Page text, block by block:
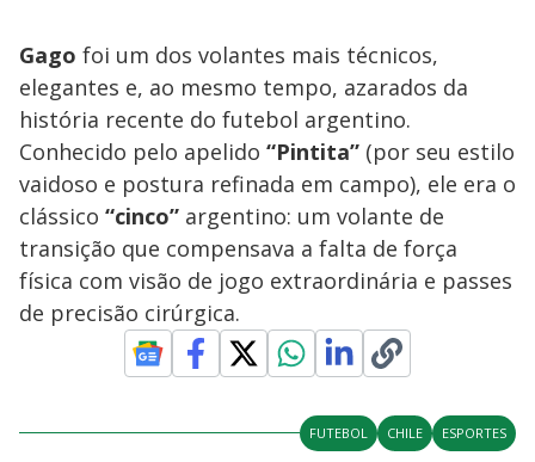
Gago foi um dos volantes mais técnicos,
elegantes e, ao mesmo tempo, azarados da
história recente do futebol argentino.
Conhecido pelo apelido “Pintita” (por seu estilo
vaidoso e postura refinada em campo), ele era o
clássico “cinco” argentino: um volante de
transição que compensava a falta de força
física com visão de jogo extraordinária e passes
de precisão cirúrgica.
FUTEBOL CHILE ESPORTES